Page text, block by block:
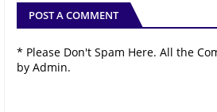
POST A COMMENT
* Please Don't Spam Here. All the
by Admin.